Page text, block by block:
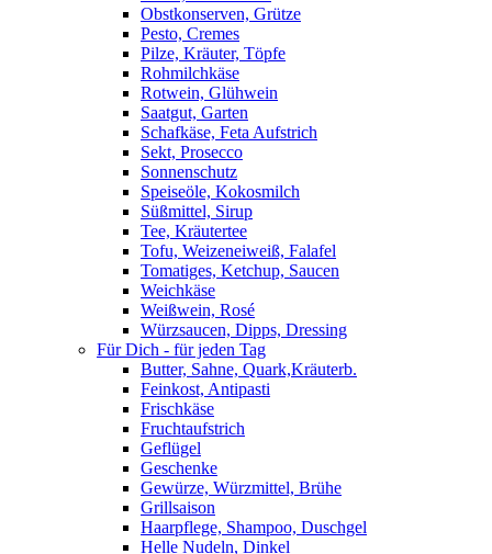
Obstkonserven, Grütze
Pesto, Cremes
Pilze, Kräuter, Töpfe
Rohmilchkäse
Rotwein, Glühwein
Saatgut, Garten
Schafkäse, Feta Aufstrich
Sekt, Prosecco
Sonnenschutz
Speiseöle, Kokosmilch
Süßmittel, Sirup
Tee, Kräutertee
Tofu, Weizeneiweiß, Falafel
Tomatiges, Ketchup, Saucen
Weichkäse
Weißwein, Rosé
Würzsaucen, Dipps, Dressing
Für Dich - für jeden Tag
Butter, Sahne, Quark,Kräuterb.
Feinkost, Antipasti
Frischkäse
Fruchtaufstrich
Geflügel
Geschenke
Gewürze, Würzmittel, Brühe
Grillsaison
Haarpflege, Shampoo, Duschgel
Helle Nudeln, Dinkel